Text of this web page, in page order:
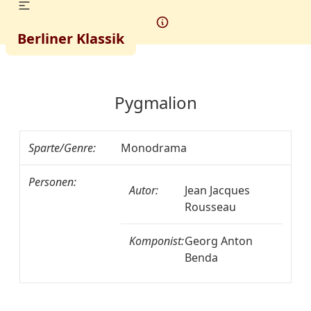
Berliner Klassik
Pygmalion
Sparte/Genre: Monodrama
Personen:
Autor:
Jean Jacques
Rousseau
Komponist:Georg Anton
Benda